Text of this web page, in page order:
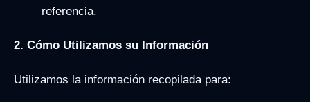
referencia.
2. Cómo Utilizamos su Información
Utilizamos la información recopilada para: